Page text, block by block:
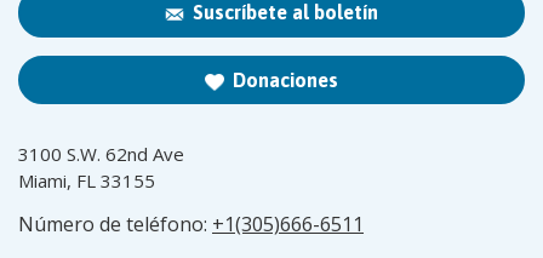
Suscríbete al boletín
Donaciones
3100 S.W. 62nd Ave
Miami, FL 33155
Número de teléfono: +1(305)666-6511